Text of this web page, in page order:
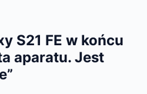
S21 FE w końcu
aparatu. Jest